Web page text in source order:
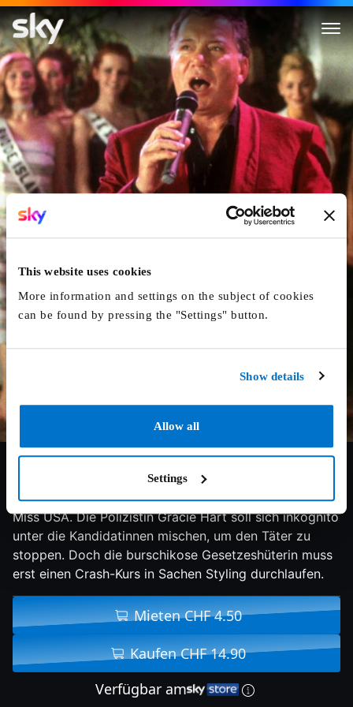
This website uses cookies
More information and settings on the subject of cookies
can be found by pressing the "Settings" button.
Show details
Allow all
Settings
Miss Undercover
6.5/10 2000 106 min Komödie
Attentäter planen einen Anschlag auf die Wahlen zur
Miss USA. Die Polizistin Gracie Hart soll sich inkognito
unter die Kandidatinnen mischen, um den Täter zu
stoppen. Doch die burschikose Gesetzeshüterin muss
erst einen Crash-Kurs in Sachen Styling durchlaufen.
Mieten CHF 4.50
Kaufen CHF 14.90
Verfügbar am